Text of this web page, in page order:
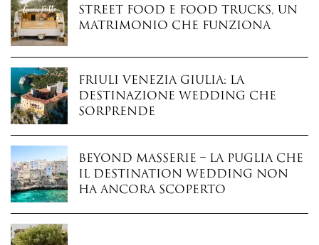
Street food e food trucks, un
matrimonio che funziona
Friuli Venezia Giulia: la
destinazione wedding che
sorprende
Beyond Masserie – La Puglia che
il destination wedding non
ha ancora scoperto